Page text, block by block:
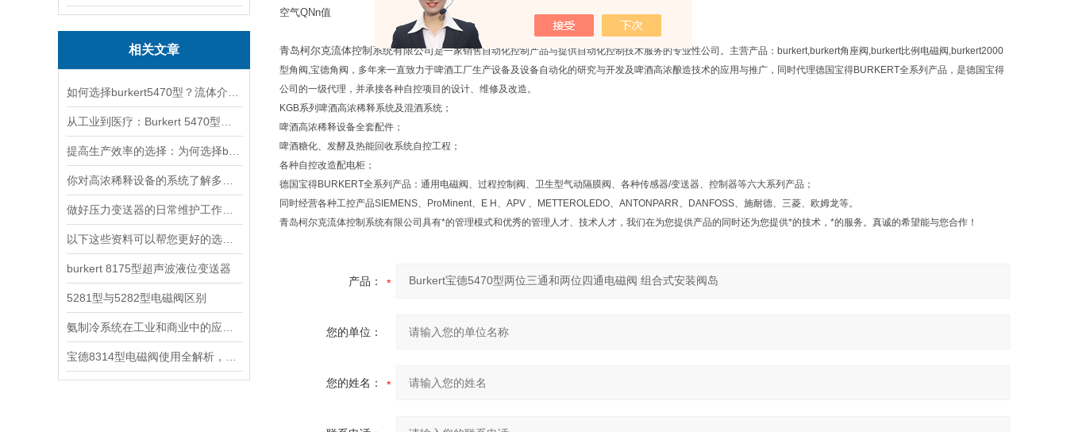
相关文章
burkert 8175型超声波液位变送器
5281型与5282型电磁阀区别
空气QNn值 I/min】
青岛柯尔克流体控制系统有限公司是一家销售自动化控制产品与提供自动化控制技术服务的专业性公司。主营产品： burkert,burkert角座阀 ,burkert比例电磁阀 ,burkert2000
型角阀 ,宝德角阀，多年来一直致力于啤酒工厂生产设备及设备自动化的研究与开发及啤酒高浓酿造技术的应用与推广，同时代理德国宝得BURKERT全系列产品，是德国宝得
公司的一级代理，并承接各种自控项目的设计、维修及改造。
KGB系列啤酒高浓稀释系统及混酒系统；
啤酒高浓稀释设备全套配件；
啤酒糖化、发酵及热能回收系统自控工程；
各种自控改造配电柜；
德国宝得BURKERT全系列产品：通用电磁阀、过程控制阀、卫生型气动隔膜阀、各种传感器/变送器、控制器等六大系列产品；
同时经营各种工控产品SIEMENS、 ProMinent、 E H 、 APV 、 METTEROLEDO、 ANTONPARR、 DANFOSS、施耐德、三菱、欧姆龙等。
青岛柯尔克流体控制系统有限公司具有*的管理模式和优秀的管理人才、技术人才，我们在为您提供产品的同时还为您提供*的技术，*的服务。真诚的希望能与您合作！
产品：
您的单位：
您的姓名：